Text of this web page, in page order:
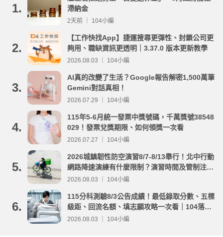
1.
滯納金
2天前 ｜ 104小編
2.
【工作快找App】捷運搜尋更彈性、封鎖公司更
夠用、職缺資訊更透明｜3.37.0 版本更新教學
2026.08.03 ｜ 104小編
3.
AI真的改變了生活？Google報告解密1,500萬筆
Gemini對話真相！
2026.07.29 ｜ 104小編
4.
115年5-6月統一發票中獎號碼，千萬獎號38548
029！發票兌獎期限、如何領獎一次看
2026.07.27 ｜ 104小編
5.
2026城鎮韌性防空演習8/7-8/13舉行！北中行動
網路降速演練有什麼限制？演習時間及管制注意
事項整理
2026.08.03 ｜ 104小編
6.
115分科測驗8/3公告成績！最低錄取分數、五標
級距、回流名額、填志願攻略一次看｜104落點
分析
2026.08.03 ｜ 104小編